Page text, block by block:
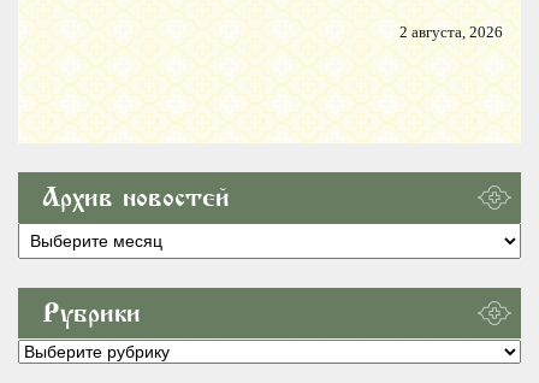
2 августа, 2026
Архив новостей
Архив
новостей
Рубрики
Рубрики